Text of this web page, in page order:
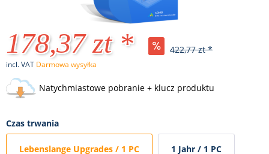
178,37 zt * 422,77 zt *
incl. VAT Darmowa wysyłka
Natychmiastowe pobranie + klucz produktu
Czas trwania
Lebenslange Upgrades / 1 PC 1 Jahr / 1 PC